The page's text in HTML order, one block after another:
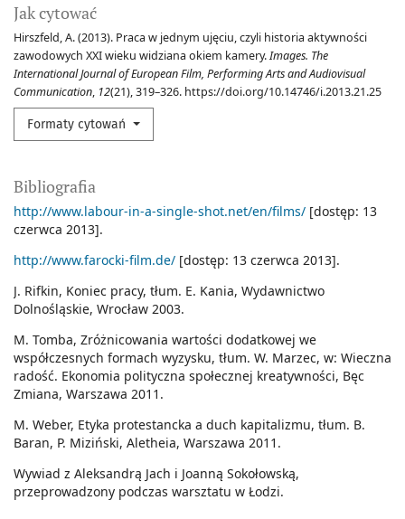
Jak cytować
Hirszfeld, A. (2013). Praca w jednym ujęciu, czyli historia aktywności
zawodowych XXI wieku widziana okiem kamery.Images. The
International Journal of European Film, Performing Arts and Audiovisual
Communication, 12(21), 319–326. https://doi.org/10.14746/i.2013.21.25
Formaty cytowań
Bibliografia
http://www.labour-in-a-single-shot.net/en/films/ [dostęp: 13
czerwca 2013].
http://www.farocki-film.de/ [dostęp: 13 czerwca 2013].
J. Rifkin, Koniec pracy, tłum. E. Kania, Wydawnictwo
Dolnośląskie, Wrocław 2003.
M. Tomba, Zróżnicowania wartości dodatkowej we
współczesnych formach wyzysku, tłum. W. Marzec, w: Wieczna
radość. Ekonomia polityczna społecznej kreatywności, Bęc
Zmiana, Warszawa 2011.
M. Weber, Etyka protestancka a duch kapitalizmu, tłum. B.
Baran, P. Miziński, Aletheia, Warszawa 2011.
Wywiad z Aleksandrą Jach i Joanną Sokołowską,
przeprowadzony podczas warsztatu w Łodzi.